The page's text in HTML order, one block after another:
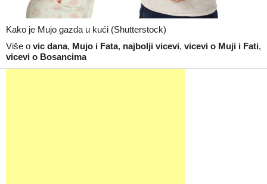
Kako je Mujo gazda u kući (Shutterstock)
Više o vic dana, Mujo i Fata, najbolji vicevi, vicevi o Muji i Fati,
vicevi o Bosancima